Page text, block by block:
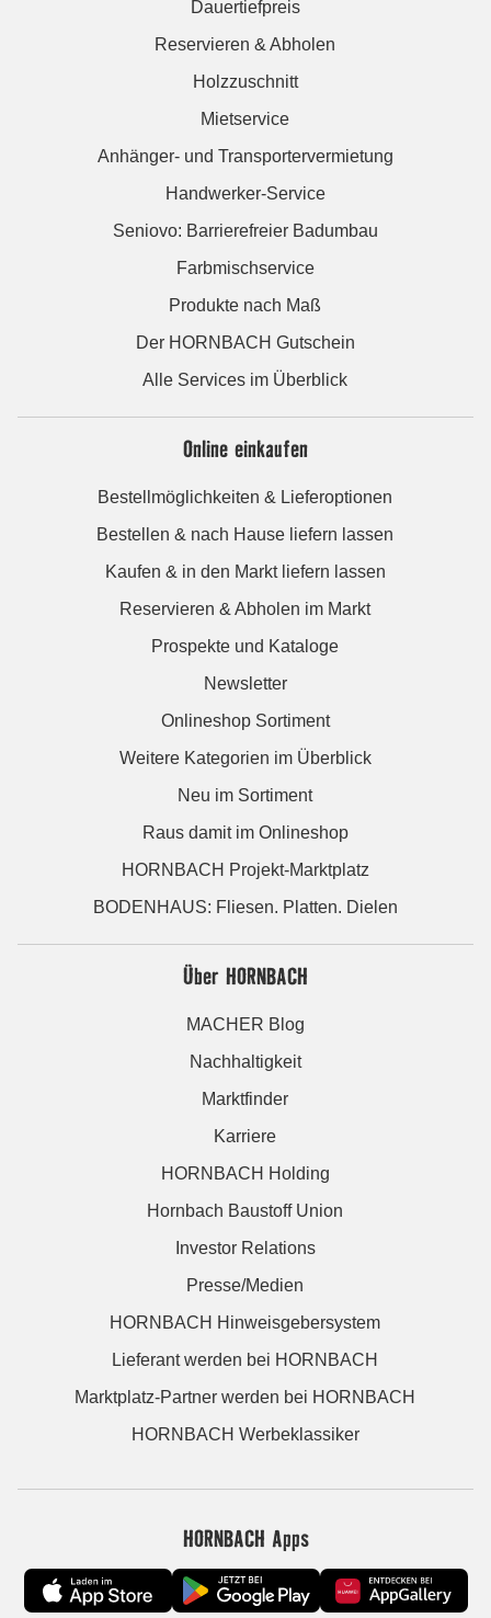
Dauertiefpreis
Reservieren & Abholen
Holzzuschnitt
Mietservice
Anhänger- und Transportervermietung
Handwerker-Service
Seniovo: Barrierefreier Badumbau
Farbmischservice
Produkte nach Maß
Der HORNBACH Gutschein
Alle Services im Überblick
Online einkaufen
Bestellmöglichkeiten & Lieferoptionen
Bestellen & nach Hause liefern lassen
Kaufen & in den Markt liefern lassen
Reservieren & Abholen im Markt
Prospekte und Kataloge
Newsletter
Onlineshop Sortiment
Weitere Kategorien im Überblick
Neu im Sortiment
Raus damit im Onlineshop
HORNBACH Projekt-Marktplatz
BODENHAUS: Fliesen. Platten. Dielen
Über HORNBACH
MACHER Blog
Nachhaltigkeit
Marktfinder
Karriere
HORNBACH Holding
Hornbach Baustoff Union
Investor Relations
Presse/Medien
HORNBACH Hinweisgebersystem
Lieferant werden bei HORNBACH
Marktplatz-Partner werden bei HORNBACH
HORNBACH Werbeklassiker
HORNBACH Apps